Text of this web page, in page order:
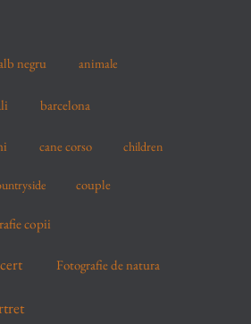
negru animale
barcelona
cane corso children
couple
copii
Fotografie de natura